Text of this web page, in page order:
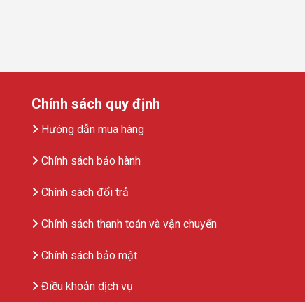
Chính sách quy định
Hướng dẫn mua hàng
Chính sách bảo hành
Chính sách đổi trả
Chính sách thanh toán và vận chuyển
Chính sách bảo mật
Điều khoản dịch vụ